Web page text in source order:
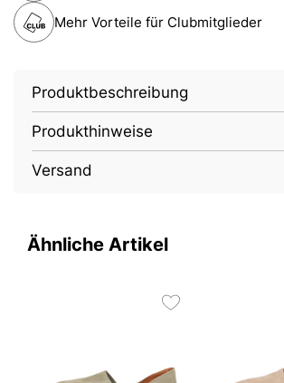
Mehr Vorteile für Clubmitglieder
Produktbeschreibung
Produkthinweise
Versand
Ähnliche Artikel